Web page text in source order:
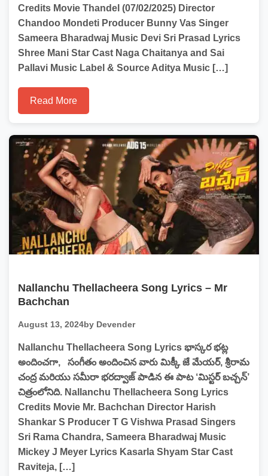
Credits Movie Thandel (07/02/2025) Director
Chandoo Mondeti Producer Bunny Vas Singer
Sameera Bharadwaj Music Devi Sri Prasad Lyrics
Shree Mani Star Cast Naga Chaitanya and Sai
Pallavi Music Label & Source Aditya Music […]
Read More
Nallanchu Thellacheera Song Lyrics – Mr
Bachchan
August 13, 2024by Devender
Nallanchu Thellacheera Song Lyrics భాస్కర భట్ల
అందించగా, సంగీతం అందించిన వారు మిక్కీ జే మేయర్, శ్రీరామ
చంద్ర మరియు సమీరా భరద్వాజ్ పాడిన ఈ పాట ‘మిస్టర్ బచ్చన్’
చిత్రంలోనిది. Nallanchu Thellacheera Song Lyrics
Credits Movie Mr. Bachchan Director Harish
Shankar S Producer T G Vishwa Prasad Singers
Sri Rama Chandra, Sameera Bharadwaj Music
Mickey J Meyer Lyrics Kasarla Shyam Star Cast
Raviteja, […]